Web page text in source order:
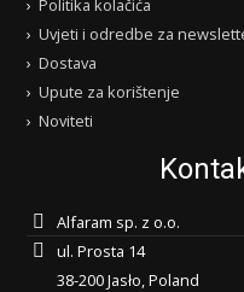
Politika kolačića
Uvjeti i odredbe za
Dostava
Upute za korištenje
Noviteti
Alfaram sp. z o.o.
ul. Prosta 14
38-200 Jasło, Poland